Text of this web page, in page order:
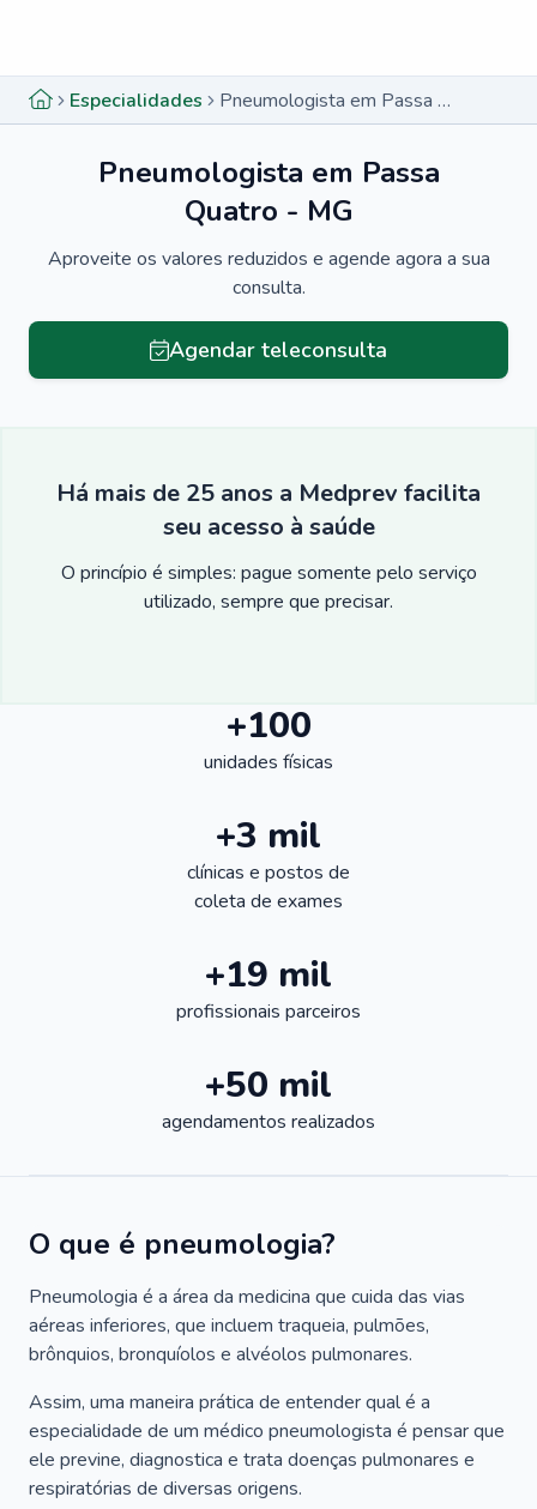
Especialidades Pneumologista em Passa Quatro - MG
Pneumologista em Passa
Quatro - MG
Aproveite os valores reduzidos e agende agora a sua
consulta.
Agendar teleconsulta
Há mais de 25 anos a Medprev facilita
seu acesso à saúde
O princípio é simples: pague somente pelo serviço
utilizado, sempre que precisar.
+100
unidades físicas
+3 mil
clínicas e postos de
coleta de exames
+19 mil
profissionais parceiros
+50 mil
agendamentos realizados
O que é pneumologia?
Pneumologia é a área da medicina que cuida das vias
aéreas inferiores, que incluem traqueia, pulmões,
brônquios, bronquíolos e alvéolos pulmonares.
Assim, uma maneira prática de entender qual é a
especialidade de um médico pneumologista é pensar que
ele previne, diagnostica e trata doenças pulmonares e
respiratórias de diversas origens.